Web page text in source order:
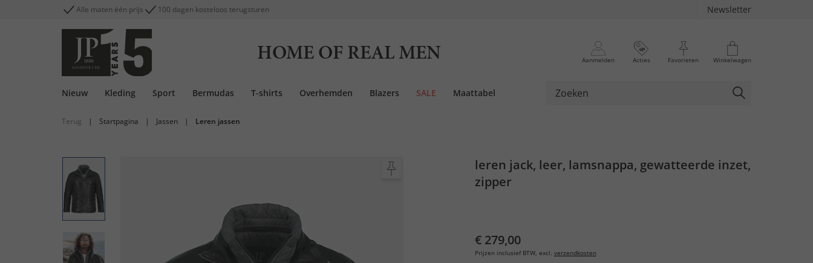
Alle maten één prijs 100 dagen kosteloos terugsturen Newsletter
HOME OF REAL MEN Aanmelden Acties Favorieten Winkelwagen
Nieuw Kleding Sport Bermudas T-shirts Overhemden Blazers SALE Maattabel
Terug | Startpagina | Jassen | Leren jassen
leren jack, leer, lamsnappa, gewatteerde inzet,
zipper
€ 279,00
Prijzen inclusief BTW, excl. verzendkosten